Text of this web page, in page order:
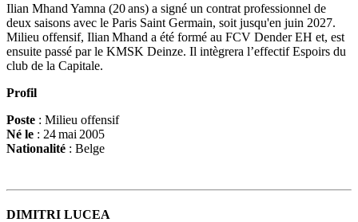
Ilian Mhand Yamna (20 ans) a signé un contrat professionnel de
deux saisons avec le Paris Saint Germain, soit jusqu'en juin 2027.
Milieu offensif, Ilian Mhand a été formé au FCV Dender EH et, est
ensuite passé par le KMSK Deinze. Il intègrera l’effectif Espoirs du
club de la Capitale.
Profil
Poste : Milieu offensif
Né le : 24 mai 2005
Nationalité : Belge
DIMITRI LUCEA